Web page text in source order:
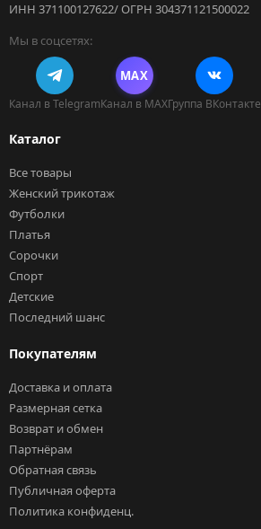
ИНН 371100127622/ ОГРН 304371121500022
Мы в соцсетях:
Канал в Telegram
MAX
Канал в MAXГруппа ВКонтакте
Каталог
Все товары
Женский трикотаж
Футболки
Платья
Сорочки
Спорт
Детские
Последний шанс
Покупателям
Доставка и оплата
Размерная сетка
Возврат и обмен
Партнёрам
Обратная связь
Публичная оферта
Политика конфиденц.